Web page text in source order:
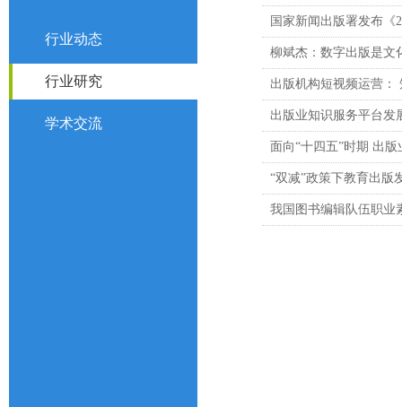
行业动态
行业研究
学术交流
国家新闻出版署发布《
柳斌杰：数字出版是文
出版机构短视频运营：
出版业知识服务平台发
面向“十四五”时期 出
“双减”政策下教育出版
我国图书编辑队伍职